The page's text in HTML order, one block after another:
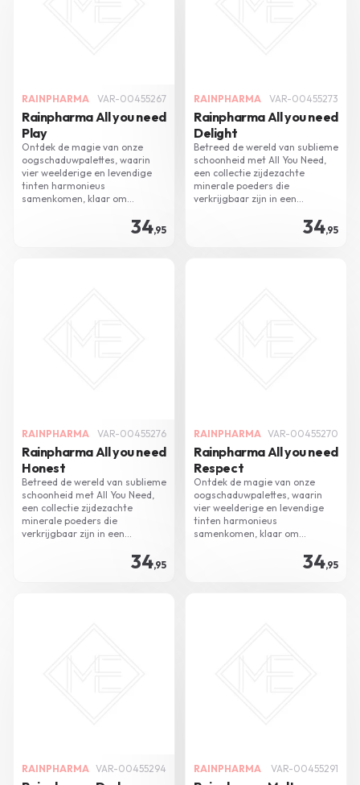
RAINPHARMA VAR-00455267
Rainpharma All you need
Play
Ontdek de magie van onze
oogschaduwpalettes, waarin
vier weelderige en levendige
tinten harmonieus
samenkomen, klaar om
34,95
RAINPHARMA VAR-00455273
Rainpharma All you need
Delight
Betreed de wereld van sublieme
schoonheid met All You Need,
een collectie zijdezachte
minerale poeders die
verkrijgbaar zijn in een
- een onmisbare metgezel voor
34,95
RAINPHARMA VAR-00455276
Rainpharma All you need
Honest
Betreed de wereld van sublieme
schoonheid met All You Need,
een collectie zijdezachte
minerale poeders die
verkrijgbaar zijn in een
- een onmisbare metgezel voor
34,95
RAINPHARMA VAR-00455270
Rainpharma All you need
Respect
Ontdek de magie van onze
oogschaduwpalettes, waarin
vier weelderige en levendige
tinten harmonieus
samenkomen, klaar om
34,95
RAINPHARMA VAR-00455294 RAINPHARMA VAR-00455291